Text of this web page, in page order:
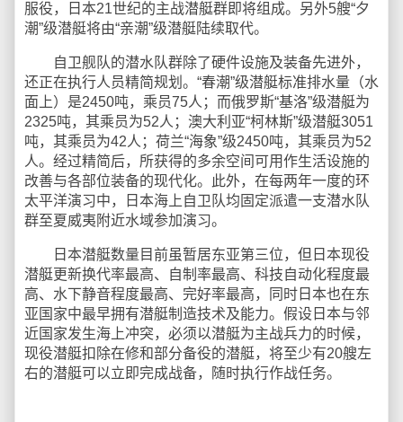
服役，日本21世纪的主战潜艇群即将组成。另外5艘“夕
潮”级潜艇将由“亲潮”级潜艇陆续取代。
自卫舰队的潜水队群除了硬件设施及装备先进外，
还正在执行人员精简规划。“春潮”级潜艇标准排水量（水
面上）是2450吨，乘员75人；而俄罗斯“基洛”级潜艇为
2325吨，其乘员为52人；澳大利亚“柯林斯”级潜艇3051
吨，其乘员为42人；荷兰“海象”级2450吨，其乘员为52
人。经过精简后，所获得的多余空间可用作生活设施的
改善与各部位装备的现代化。此外，在每两年一度的环
太平洋演习中，日本海上自卫队均固定派遣一支潜水队
群至夏威夷附近水域参加演习。
日本潜艇数量目前虽暂居东亚第三位，但日本现役
潜艇更新换代率最高、自制率最高、科技自动化程度最
高、水下静音程度最高、完好率最高，同时日本也在东
亚国家中最早拥有潜艇制造技术及能力。假设日本与邻
近国家发生海上冲突，必须以潜艇为主战兵力的时候，
现役潜艇扣除在修和部分备役的潜艇，将至少有20艘左
右的潜艇可以立即完成战备，随时执行作战任务。